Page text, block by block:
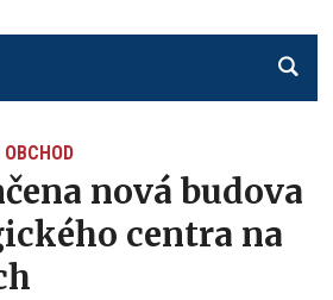
nová budova
centra na